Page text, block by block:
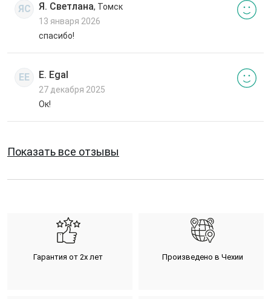
ЯС Я. Светлана, Томск
13 января 2026
спасибо!
EE E. Egal
27 декабря 2025
Ок!
Показать все отзывы
Гарантия от 2х лет Произведено в Чехии